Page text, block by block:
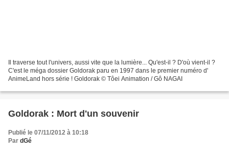
Il traverse tout l'univers, aussi vite que la lumière... Qu'est-il ? D'où vient-il ?
C'est le méga dossier Goldorak paru en 1997 dans le premier numéro d'
AnimeLand hors série ! Goldorak © Tôei Animation / Gô NAGAI
Goldorak : Mort d'un souvenir
Publié le 07/11/2012 à 10:18
Par dGé